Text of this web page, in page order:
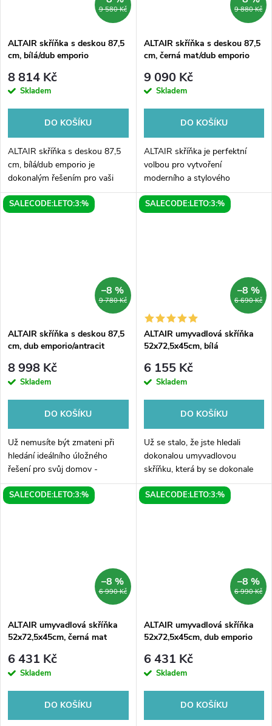
9 580 Kč
ALTAIR skříňka s deskou 87,5
cm, bílá/dub emporio
8 814 Kč
Skladem
DO KOŠÍKU
ALTAIR skříňka s deskou 87,5
cm, bílá/dub emporio je
dokonalým řešením pro vaši
koupelnu. S kombinací
moderního designu a
9 880 Kč
ALTAIR skříňka s deskou 87,5
cm, černá mat/dub emporio
9 090 Kč
Skladem
DO KOŠÍKU
ALTAIR skříňka je perfektní
volbou pro vytvoření
moderního a stylového
úložného prostoru ve vaší
obývací místnosti. Tato skříňka
SALECODE:LETO:3:%
9 780 Kč
–8 %
ALTAIR skříňka s deskou 87,5
cm, dub emporio/antracit
8 998 Kč
Skladem
DO KOŠÍKU
Už nemusíte být zmateni při
hledání ideálního úložného
řešení pro svůj domov -
představujeme vám ALTAIR
skříňku s deskou v rozměru
SALECODE:LETO:3:%
6 690 Kč
–8 %
ALTAIR umyvadlová skříňka
52x72,5x45cm, bílá
6 155 Kč
Skladem
DO KOŠÍKU
Už se stalo, že jste hledali
dokonalou umyvadlovou
skříňku, která by se dokonale
hodila do vaší koupelny?
ALTAIR bílá umyvadlová skříňka
SALECODE:LETO:3:%
6 990 Kč
–8 %
ALTAIR umyvadlová skříňka
52x72,5x45cm, černá mat
6 431 Kč
Skladem
DO KOŠÍKU
SALECODE:LETO:3:%
6 990 Kč
–8 %
ALTAIR umyvadlová skříňka
52x72,5x45cm, dub emporio
6 431 Kč
Skladem
DO KOŠÍKU